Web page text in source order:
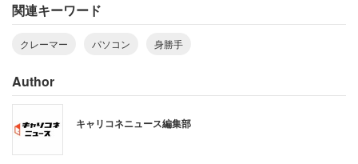
関連キーワード
クレーマー パソコン 身勝手
Author
キャリコネニュース編集部